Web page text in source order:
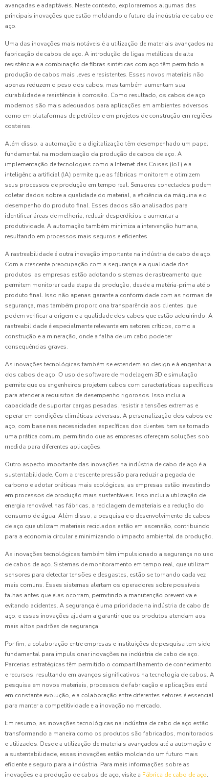
avançadas e adaptáveis. Neste contexto, exploraremos algumas das
principais inovações que estão moldando o futuro da indústria de cabo de
aço.
Uma das inovações mais notáveis é a utilização de materiais avançados na
fabricação de cabos de aço. A introdução de ligas metálicas de alta
resistência e a combinação de fibras sintéticas com aço têm permitido a
produção de cabos mais leves e resistentes. Esses novos materiais não
apenas reduzem o peso dos cabos, mas também aumentam sua
durabilidade e resistência à corrosão. Como resultado, os cabos de aço
modernos são mais adequados para aplicações em ambientes adversos,
como em plataformas de petróleo e em projetos de construção em regiões
costeiras.
Além disso, a automação e a digitalização têm desempenhado um papel
fundamental na modernização da produção de cabos de aço. A
implementação de tecnologias como a Internet das Coisas (IoT) e a
inteligência artificial (IA) permite que as fábricas monitorem e otimizem
seus processos de produção em tempo real. Sensores conectados podem
coletar dados sobre a qualidade do material, a eficiência da máquina e o
desempenho do produto final. Esses dados são analisados para
identificar áreas de melhoria, reduzir desperdícios e aumentar a
produtividade. A automação também minimiza a intervenção humana,
resultando em processos mais seguros e eficientes.
A rastreabilidade é outra inovação importante na indústria de cabo de aço.
Com a crescente preocupação com a segurança e a qualidade dos
produtos, as empresas estão adotando sistemas de rastreamento que
permitem monitorar cada etapa da produção, desde a matéria-prima até o
produto final. Isso não apenas garante a conformidade com as normas de
segurança, mas também proporciona transparência aos clientes, que
podem verificar a origem e a qualidade dos cabos que estão adquirindo. A
rastreabilidade é especialmente relevante em setores críticos, como a
construção e a mineração, onde a falha de um cabo pode ter
consequências graves.
As inovações tecnológicas também se estendem ao design e à engenharia
dos cabos de aço. O uso de software de modelagem 3D e simulação
permite que os engenheiros projetem cabos com características específicas
para atender a requisitos de desempenho rigorosos. Isso inclui a
capacidade de suportar cargas pesadas, resistir a tensões extremas e
operar em condições climáticas adversas. A personalização dos cabos de
aço, com base nas necessidades específicas dos clientes, tem se tornado
uma prática comum, permitindo que as empresas ofereçam soluções sob
medida para diferentes aplicações.
Outro aspecto importante das inovações na indústria de cabo de aço é a
sustentabilidade. Com a crescente pressão para reduzir a pegada de
carbono e adotar práticas mais ecológicas, as empresas estão investindo
em processos de produção mais sustentáveis. Isso inclui a utilização de
energia renovável nas fábricas, a reciclagem de materiais e a redução do
consumo de água. Além disso, a pesquisa e o desenvolvimento de cabos
de aço que utilizam materiais reciclados estão em ascensão, contribuindo
para a economia circular e minimizando o impacto ambiental da produção.
As inovações tecnológicas também têm impulsionado a segurança no uso
de cabos de aço. Sistemas de monitoramento em tempo real, que utilizam
sensores para detectar tensões e desgastes, estão se tornando cada vez
mais comuns. Esses sistemas alertam os operadores sobre possíveis
falhas antes que elas ocorram, permitindo a manutenção preventiva e
evitando acidentes. A segurança é uma prioridade na indústria de cabo de
aço, e essas inovações ajudam a garantir que os produtos atendam aos
mais altos padrões de segurança.
Por fim, a colaboração entre empresas e instituições de pesquisa tem sido
fundamental para impulsionar inovações na indústria de cabo de aço.
Parcerias estratégicas têm permitido o compartilhamento de conhecimento
e recursos, resultando em avanços significativos na tecnologia de cabos. A
pesquisa em novos materiais, processos de fabricação e aplicações está
em constante evolução, e a colaboração entre diferentes setores é essencial
para manter a competitividade e a inovação no mercado.
Em resumo, as inovações tecnológicas na indústria de cabo de aço estão
transformando a maneira como os produtos são fabricados, monitorados
e utilizados. Desde a utilização de materiais avançados até a automação e
a sustentabilidade, essas inovações estão moldando um futuro mais
eficiente e seguro para a indústria. Para mais informações sobre as
inovações e a produção de cabos de aço, visite a Fábrica de cabo de aço.